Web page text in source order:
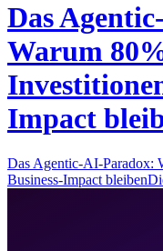
Das
Warum
Impact
Das Agentic-AI-Paradox:
Business-Impact